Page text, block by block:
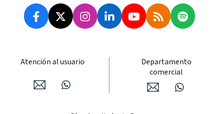
Atención al usuario
Departamento
comercial